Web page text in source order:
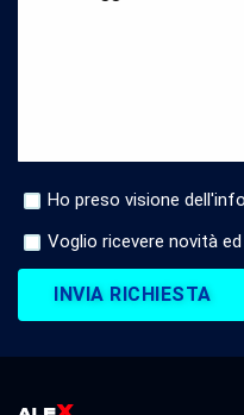
Ho preso visione
Voglio ricevere novità
INVIA RICHIESTA